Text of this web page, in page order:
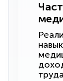
труда